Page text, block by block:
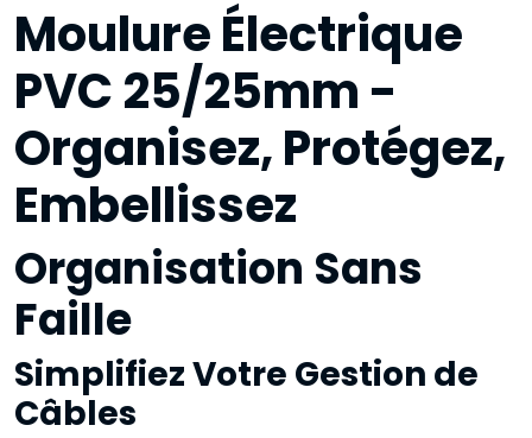
Moulure Électrique
PVC 25/25mm -
Organisez, Protégez,
Embellissez
Organisation Sans
Faille
Simplifiez Votre Gestion de
Câbles